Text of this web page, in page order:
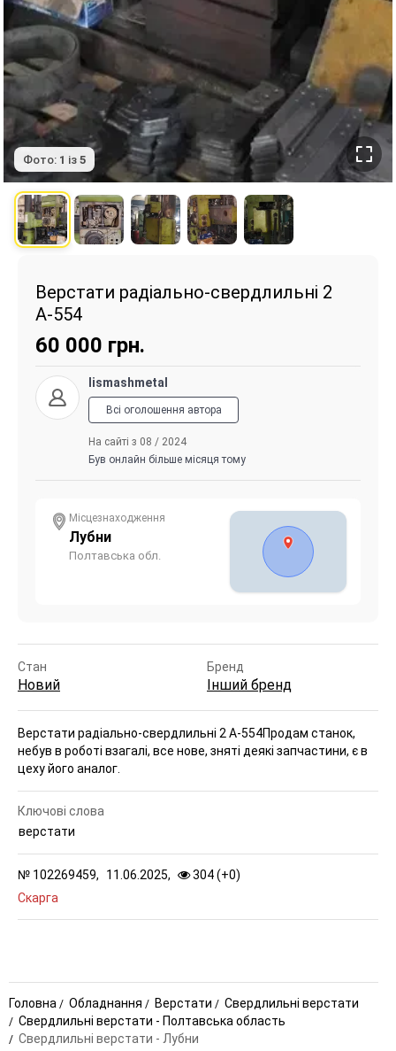
Фото: 1 із 5
Верстати радіально-свердлильні 2
А-554
60 000 грн.
lismashmetal
Всі оголошення автора
На сайті з 08 / 2024
Був онлайн більше місяця тому
Місцезнаходження
Лубни
Полтавська обл.
Стан
Новий
Бренд
Інший бренд
Верстати радіально-свердлильні 2 А-554Продам станок,
небув в роботі взагалі, все нове, зняті деякі запчастини, є в
цеху його аналог.
№ 102269459, 11.06.2025, 304 (+0)
Скарга
Ключові слова
верстати
Головна Обладнання Верстати
Свердлильні верстати
Свердлильні верстати - Полтавська область
Свердлильні верстати - Лубни